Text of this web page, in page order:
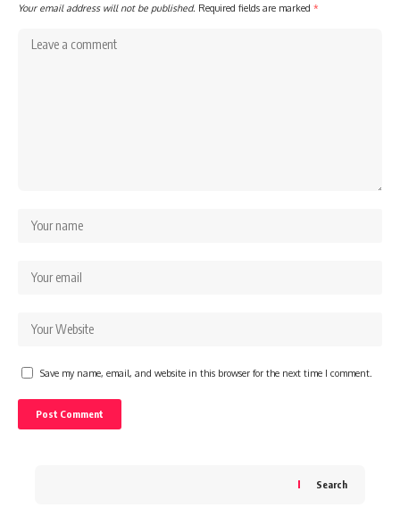
Your email address will not be published. Required fields are marked *
Save my name, email, and website in this browser for the next time I comment.
Search